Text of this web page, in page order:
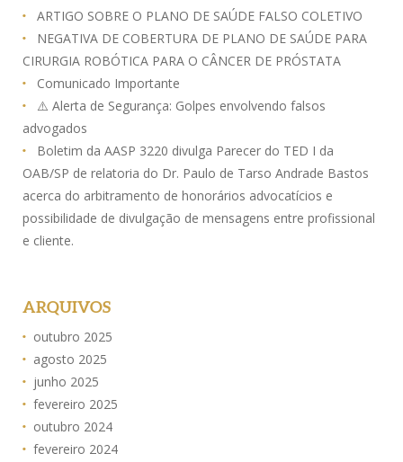
ARTIGO SOBRE O PLANO DE SAÚDE FALSO COLETIVO
NEGATIVA DE COBERTURA DE PLANO DE SAÚDE PARA
CIRURGIA ROBÓTICA PARA O CÂNCER DE PRÓSTATA
Comunicado Importante
⚠️ Alerta de Segurança: Golpes envolvendo falsos
advogados
Boletim da AASP 3220 divulga Parecer do TED I da
OAB/SP de relatoria do Dr. Paulo de Tarso Andrade Bastos
acerca do arbitramento de honorários advocatícios e
possibilidade de divulgação de mensagens entre profissional
e cliente.
ARQUIVOS
outubro 2025
agosto 2025
junho 2025
fevereiro 2025
outubro 2024
fevereiro 2024